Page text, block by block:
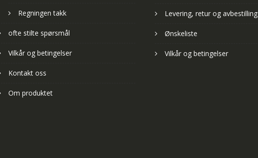
Regningen takk
ofte stilte spørsmål
Vilkår og betingelser
Kontakt oss
Om produktet
Levering, retur og avbestilling
Ønskeliste
Vilkår og betingelser